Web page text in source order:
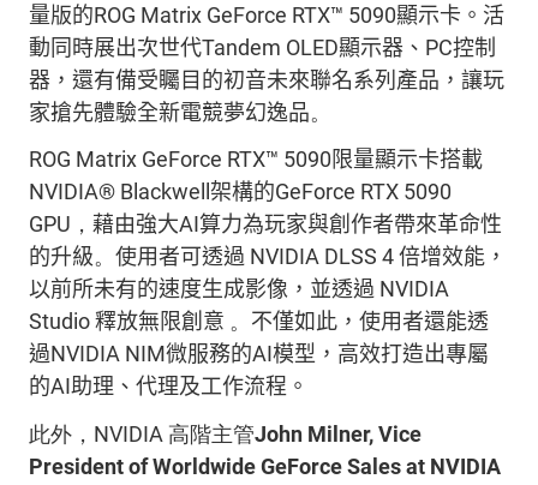
量版的ROG Matrix GeForce RTX™ 5090顯示卡。 活
動同時展出次世代Tandem OLED顯示器、 PC控制
器，還有備受矚目的初音未來聯名系列產品 ，讓玩
家搶先體驗全新電競夢幻逸品。
ROG Matrix GeForce RTX™ 5090限量顯示卡搭載
NVIDIA® Blackwell 架構的GeForce RTX 5090
GPU ， 藉由強大AI算力為玩家與創作者帶來革命性
的升級。 使用者可透過 NVIDIA DLSS 4倍增效能，
以前所未有的速度生成影像，並透過 NVIDIA
Studio釋放無限創意 。 不僅如此，使用者還能透
過NVIDIA NIM微服務的AI模型，高效打造出專屬
的AI助理、代理及工作流程。
此外，NVIDIA 高階主管John Milner, Vice
President of Worldwide GeForce Sales at NVIDIA